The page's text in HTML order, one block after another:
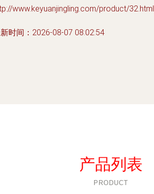
www.keyuanjingling.com/product/32.html
时间：2026-08-07 08:02:54
产品列表
PRODUCT